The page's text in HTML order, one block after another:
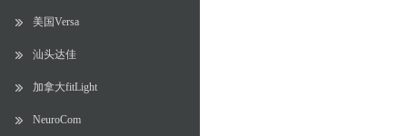
美国Versa
汕头达佳
加拿大fitLight
NeuroCom